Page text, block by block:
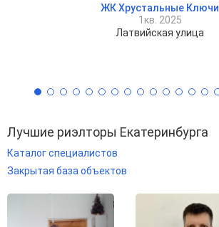
ЖК Хрустальные Ключи
1кв. 2025
Латвийская улица
Лучшие риэлторы Екатеринбурга
Каталог специалистов
Закрытая база объектов